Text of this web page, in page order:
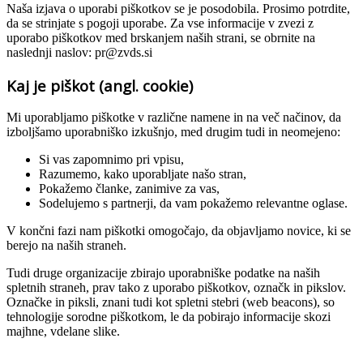
Naša izjava o uporabi piškotkov se je posodobila. Prosimo potrdite,
da se strinjate s pogoji uporabe. Za vse informacije v zvezi z
uporabo piškotkov med brskanjem naših strani, se obrnite na
naslednji naslov: pr@zvds.si
Kaj je piškot (angl. cookie)
Mi uporabljamo piškotke v različne namene in na več načinov, da
izboljšamo uporabniško izkušnjo, med drugim tudi in neomejeno:
Si vas zapomnimo pri vpisu,
Razumemo, kako uporabljate našo stran,
Pokažemo članke, zanimive za vas,
Sodelujemo s partnerji, da vam pokažemo relevantne oglase.
V končni fazi nam piškotki omogočajo, da objavljamo novice, ki se
berejo na naših straneh.
Tudi druge organizacije zbirajo uporabniške podatke na naših
spletnih straneh, prav tako z uporabo piškotkov, označk in pikslov.
Označke in piksli, znani tudi kot spletni stebri (web beacons), so
tehnologije sorodne piškotkom, le da pobirajo informacije skozi
majhne, vdelane slike.